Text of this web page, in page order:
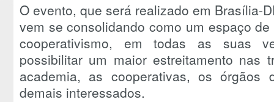
O evento, que será realizado em Brasília-
vem se consolidando como um espaço
cooperativismo, em todas as suas
possibilitar um maior estreitamento nas
academia, as cooperativas, os órgãos
demais interessados.